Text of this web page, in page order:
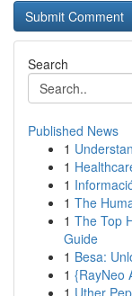
Search
Published News
1
1
1
1 The
1 The Top
Guide
1 Besa:
1 {RayNeo
1 Uther